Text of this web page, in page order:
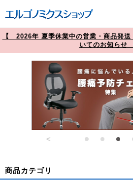
【 2026年 夏季休業中の営業・商品発
いてのお知らせ
<
商品カテゴリ